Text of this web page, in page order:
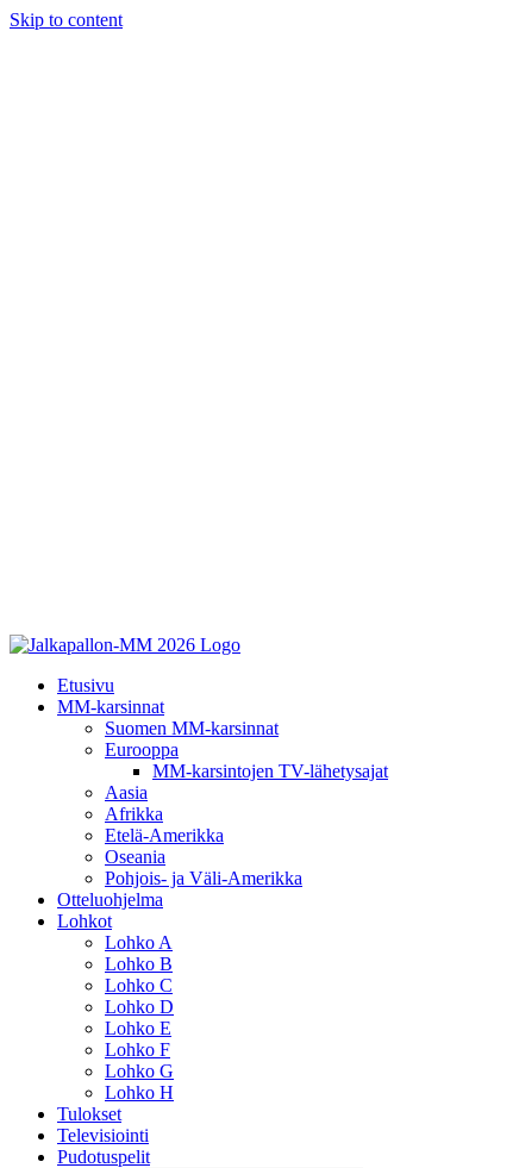
Skip to content
Etusivu
MM-karsinnat
Suomen MM-karsinnat
Eurooppa
MM-karsintojen TV-lähetysajat
Aasia
Afrikka
Etelä-Amerikka
Oseania
Pohjois- ja Väli-Amerikka
Otteluohjelma
Lohkot
Lohko A
Lohko B
Lohko C
Lohko D
Lohko E
Lohko F
Lohko G
Lohko H
Tulokset
Televisiointi
Pudotuspelit